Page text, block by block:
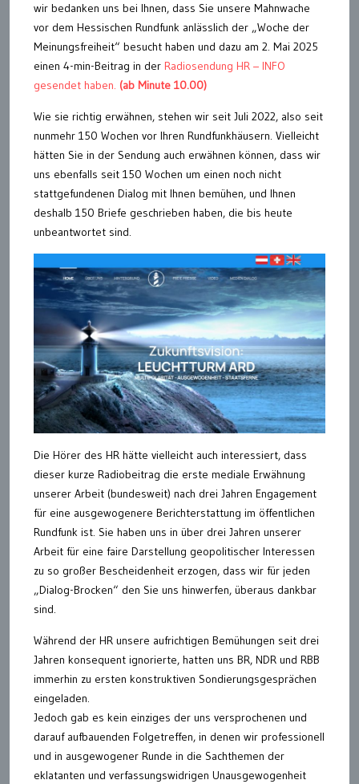
wir bedanken uns bei Ihnen, dass Sie unsere Mahnwache
vor dem Hessischen Rundfunk anlässlich der „Woche der
Meinungsfreiheit“ besucht haben und dazu am 2. Mai 2025
einen 4-min-Beitrag in der Radiosendung HR – INFO
gesendet haben. (ab Minute 10.00)
Wie sie richtig erwähnen, stehen wir seit Juli 2022, also seit
nunmehr 150 Wochen vor Ihren Rundfunkhäusern. Vielleicht
hätten Sie in der Sendung auch erwähnen können, dass wir
uns ebenfalls seit 150 Wochen um einen noch nicht
stattgefundenen Dialog mit Ihnen bemühen, und Ihnen
deshalb 150 Briefe geschrieben haben, die bis heute
unbeantwortet sind.
Die Hörer des HR hätte vielleicht auch interessiert, dass
dieser kurze Radiobeitrag die erste mediale Erwähnung
unserer Arbeit (bundesweit) nach drei Jahren Engagement
für eine ausgewogenere Berichterstattung im öffentlichen
Rundfunk ist. Sie haben uns in über drei Jahren unserer
Arbeit für eine faire Darstellung geopolitischer Interessen
zu so großer Bescheidenheit erzogen, dass wir für jeden
„Dialog-Brocken“ den Sie uns hinwerfen, überaus dankbar
sind.
Während der HR unsere aufrichtigen Bemühungen seit drei
Jahren konsequent ignorierte, hatten uns BR, NDR und RBB
immerhin zu ersten konstruktiven Sondierungsgesprächen
eingeladen.
Jedoch gab es kein einziges der uns versprochenen und
darauf aufbauenden Folgetreffen, in denen wir professionell
und in ausgewogener Runde in die Sachthemen der
eklatanten und verfassungswidrigen Unausgewogenheit